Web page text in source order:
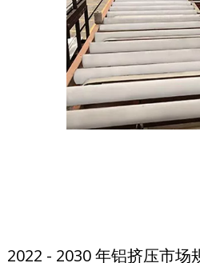
2022 - 2030 年铝挤压市场